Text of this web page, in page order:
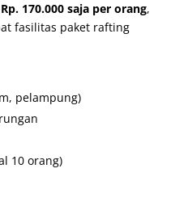
Rp. 170.000 saja per orang,
fasilitas paket rafting
pelampung)
10 orang)